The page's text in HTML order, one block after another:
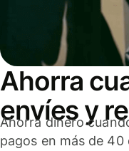
Ahorra
envíes y
Ahorra dinero
pagos en más de 40